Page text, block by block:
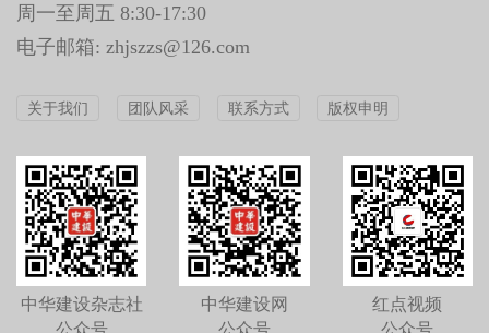
周一至周五 8:30-17:30
电子邮箱: zhjszzs@126.com
关于我们 团队风采 联系方式 版权申明
中华建设杂志社
公众号
中华建设网
公众号
红点视频
公众号